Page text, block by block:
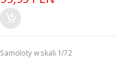
Samoloty w skali 1/72